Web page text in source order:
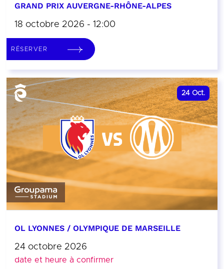
GRAND PRIX AUVERGNE-RHÔNE-ALPES
18 octobre 2026 - 12:00
RÉSERVER
24 Oct.
OL LYONNES / OLYMPIQUE DE MARSEILLE
24 octobre 2026
date et heure à confirmer